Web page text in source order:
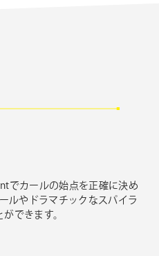
でカールの始点を正確に決め
ルやドラマチックなスパイラ
できます。